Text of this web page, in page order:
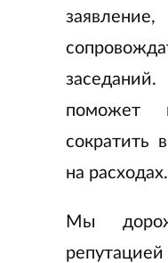
поможет
сократить
на расходах.
Мы